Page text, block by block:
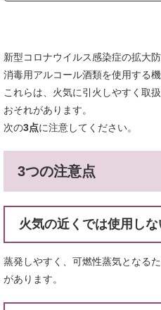
新型コロナウイルス感染症の拡大
消毒用アルコール酒類を使用する
これらは、火気に引火しやすく取
おそれがあります。
次の3点に注意してください。
3つの注意点
火気の近くでは使用し
蒸発しやすく、可燃性蒸気となる
があります。